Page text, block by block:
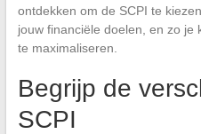
ontdekken om de SCPI te
jouw financiële doelen, en zo je
te maximaliseren.
Begrijp de
SCPI